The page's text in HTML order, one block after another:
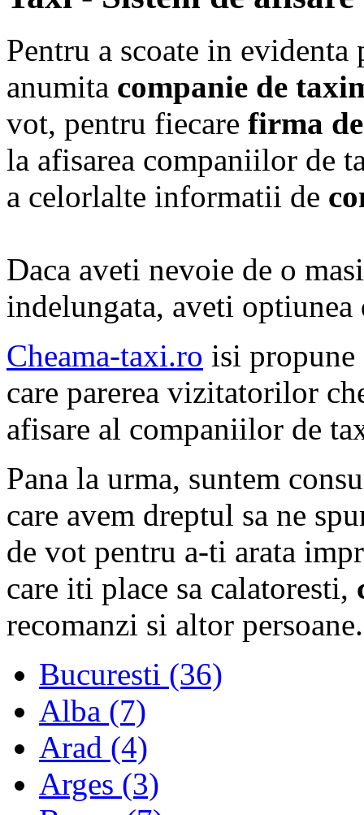
Pentru a scoate in evidenta
anumita companie de
vot, pentru fiecare firma
la afisarea companiilor de
a celorlalte informatii de
Daca aveti nevoie de o
indelungata, aveti
Cheama-taxi.ro isi propune
care parerea vizitatorilor
afisare al companiilor de
Pana la urma, suntem
care avem dreptul sa ne
de vot pentru a-ti arata
care iti place sa calatoresti,
recomanzi si altor persoane.
Bucuresti (36)
Alba (7)
Arad (4)
Arges (3)